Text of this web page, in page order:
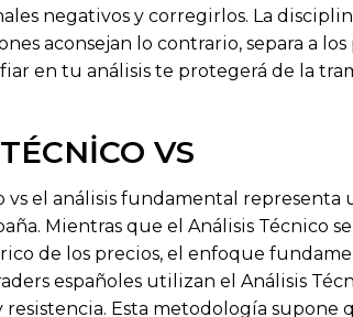
negativos y corregirlos. La
aconsejan lo contrario, separa a
en tu análisis te protegerá de la
VS
vs el análisis fundamental
Mientras que el Análisis Técnico
de los precios, el enfoque
españoles utilizan el Análisis
resistencia. Esta metodología